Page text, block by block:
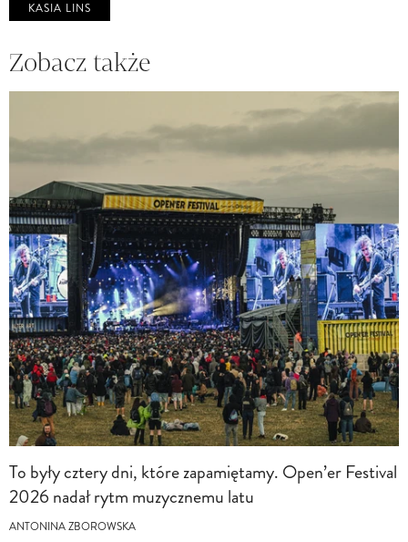
KASIA LINS
Zobacz także
To były cztery dni, które zapamiętamy. Open’er Festival
2026 nadał rytm muzycznemu latu
ANTONINA ZBOROWSKA